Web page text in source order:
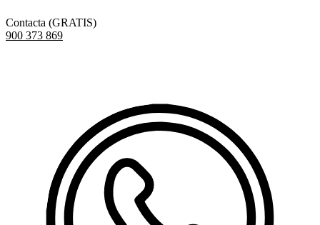
Contacta (GRATIS)
900 373 869